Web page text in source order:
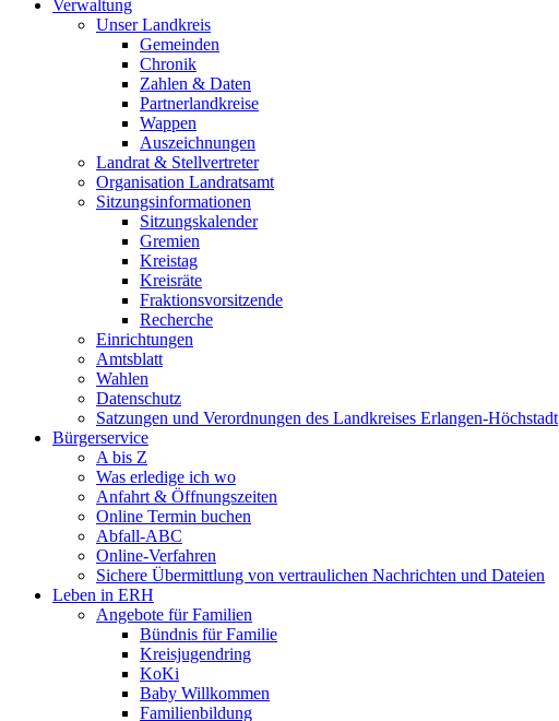
Verwaltung
Unser Landkreis
Gemeinden
Chronik
Zahlen & Daten
Partnerlandkreise
Wappen
Auszeichnungen
Landrat & Stellvertreter
Organisation Landratsamt
Sitzungsinformationen
Sitzungskalender
Gremien
Kreistag
Kreisräte
Fraktionsvorsitzende
Recherche
Einrichtungen
Amtsblatt
Wahlen
Datenschutz
Satzungen und Verordnungen des Landkreises Erlangen-Höchstadt
Bürgerservice
A bis Z
Was erledige ich wo
Anfahrt & Öffnungszeiten
Online Termin buchen
Abfall-ABC
Online-Verfahren
Sichere Übermittlung von vertraulichen Nachrichten und Dateien
Leben in ERH
Angebote für Familien
Bündnis für Familie
Kreisjugendring
KoKi
Baby Willkommen
Familienbildung